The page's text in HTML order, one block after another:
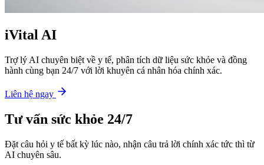
iVital AI
Trợ lý AI chuyên biệt về y tế, phân tích dữ liệu sức khỏe và đồng
hành cùng bạn 24/7 với lời khuyên cá nhân hóa chính xác.
Liên hệ ngay
Tư vấn sức khỏe 24/7
Đặt câu hỏi y tế bất kỳ lúc nào, nhận câu trả lời chính xác tức thì từ
AI chuyên sâu.